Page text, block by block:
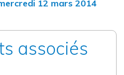
12 mars 2014
associés